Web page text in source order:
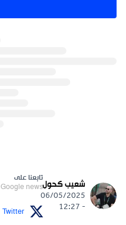
شعيب كحول
06/05/2025
- 12:27
تابعنا على
Google news
Twitter